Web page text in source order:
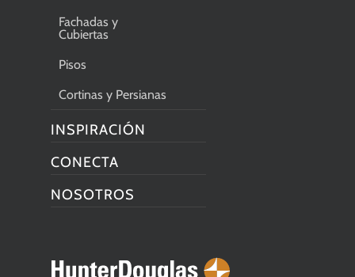
Fachadas y
Cubiertas
Pisos
Cortinas y Persianas
INSPIRACIÓN
CONECTA
NOSOTROS